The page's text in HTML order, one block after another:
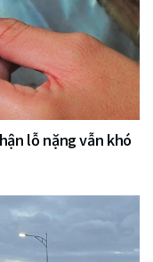
lỗ nặng vẫn khó